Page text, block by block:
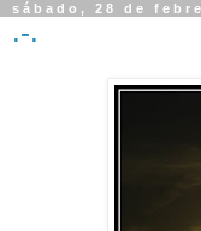
sábado, 28 de
.-.